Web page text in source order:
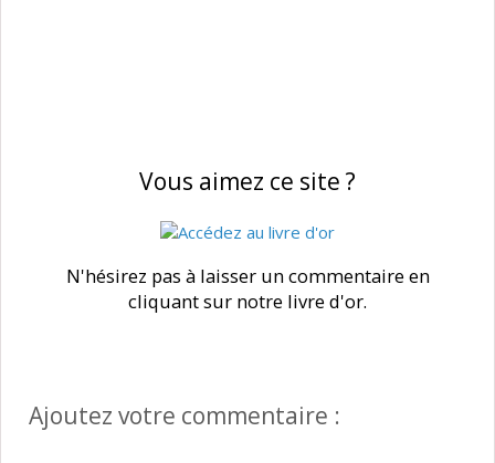
Vous aimez ce site ?
N'hésirez pas à laisser un commentaire en
cliquant sur notre livre d'or.
Ajoutez votre commentaire :